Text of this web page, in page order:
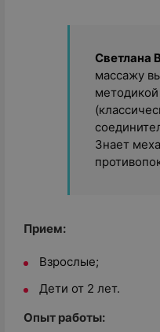
Светлана
массажу
Знает
Прием:
Взрослые;
Дети от 2 лет.
Опыт работы: